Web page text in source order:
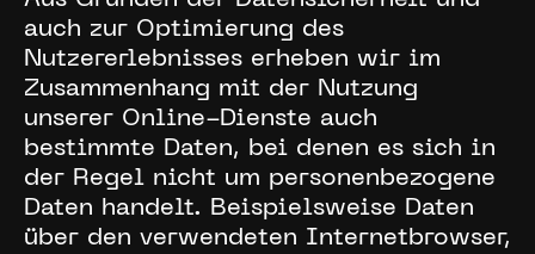
auch zur Optimierung des
Nutzererlebnisses erheben wir im
Zusammenhang mit der Nutzung
unserer Online-Dienste auch
bestimmte Daten, bei denen es sich in
der Regel nicht um personenbezogene
Daten handelt. Beispielsweise Daten
über den verwendeten Internetbrowser,